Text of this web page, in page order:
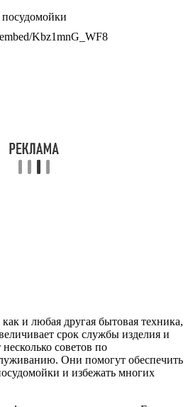
Kbz1mnG_WF8
и любая другая бытовая техника,
срок службы изделия и
советов по
Они помогут обеспечить
и избежать многих